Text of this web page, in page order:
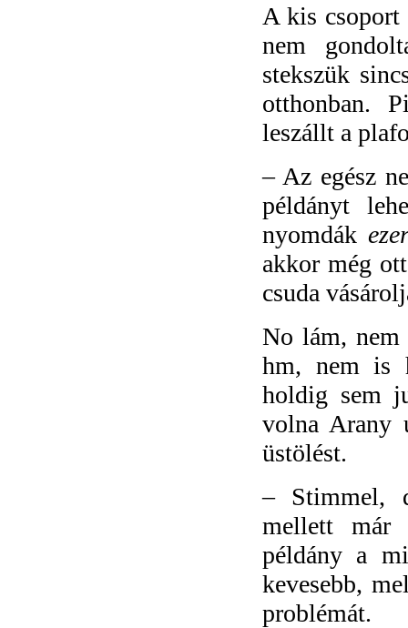
A kis csoport
nem
stekszük
otthonban.
leszállt a
– Az egész
példányt
nyomdák
akkor még
csuda
No lám, nem
hm, nem is
holdig sem
volna Arany
üstölést.
– Stimmel,
mellett már
példány a
kevesebb,
problémát.